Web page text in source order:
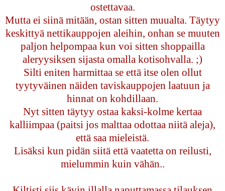
ostettavaa.
Mutta ei siinä mitään, ostan sitten muualta. Täytyy
keskittyä nettikauppojen aleihin, onhan se muuten
paljon helpompaa kun voi sitten shoppailla
aleryysiksen sijasta omalla kotisohvalla. ;)
Silti eniten harmittaa se että itse olen ollut
tyytyväinen näiden taviskauppojen laatuun ja
hinnat on kohdillaan.
Nyt sitten täytyy ostaa kaksi-kolme kertaa
kalliimpaa (paitsi jos malttaa odottaa niitä aleja),
että saa mieleistä.
Lisäksi kun pidän siitä että vaatetta on reilusti,
mielummin kuin vähän..